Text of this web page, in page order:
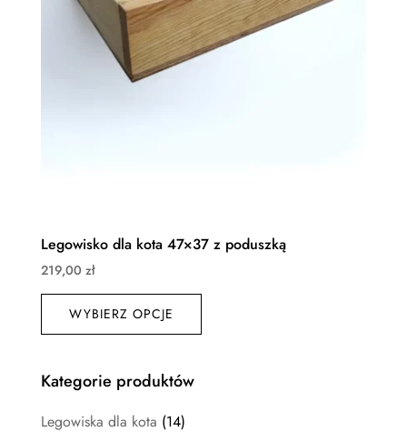
Legowisko dla kota 47×37 z poduszką
219,00 zł
WYBIERZ OPCJE
Ten
ma
Kategorie produktów
Legowiska dla kota (14)